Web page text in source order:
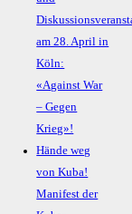
am 28. April in
Köln:
«Against War
– Gegen
Krieg»!
Hände weg
von Kuba!
Manifest der